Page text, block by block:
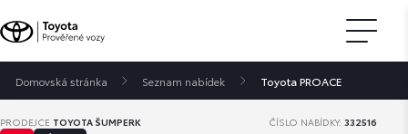
Domovská stránka Seznam nabídek Toyota PROACE
PRODEJCE TOYOTA ŠUMPERK ČÍSLO NABÍDKY:332516